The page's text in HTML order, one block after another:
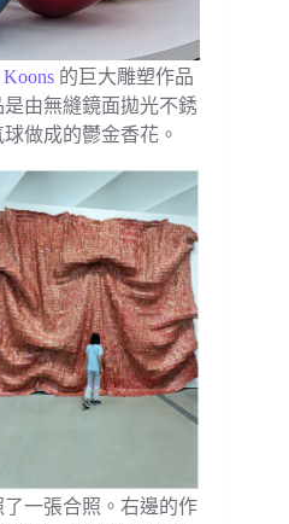
Koons 的巨大雕塑作品
是由無縫鏡面拋光不銹
做成的鬱金香花。
一張合照。右邊的作